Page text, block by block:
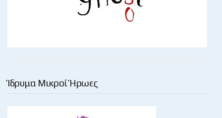
Ίδρυμα Μικροί Ήρωες